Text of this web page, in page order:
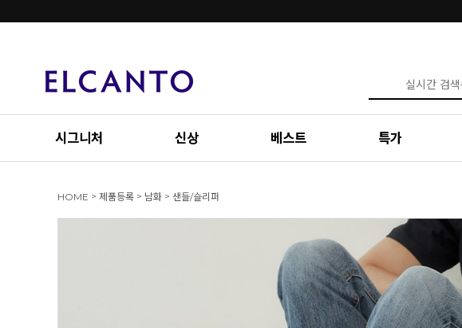
시그니처 신상 베스트 특가
HOME > 제품등록 > 남화 > 샌들/슬리퍼